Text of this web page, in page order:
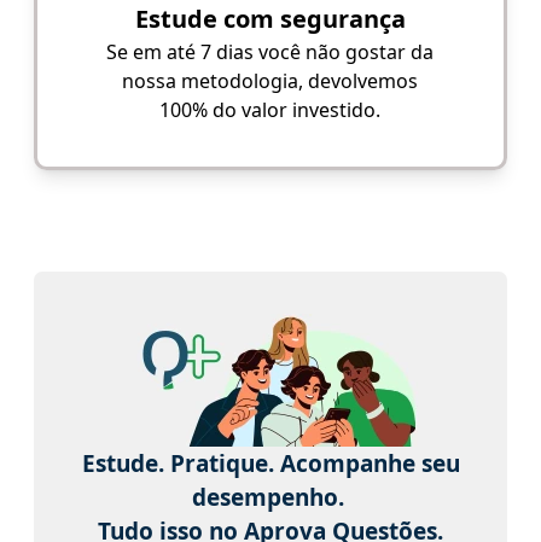
Estude com segurança
Se em até 7 dias você não gostar da
nossa metodologia, devolvemos
100% do valor investido.
Estude. Pratique. Acompanhe seu
desempenho.
Tudo isso no Aprova Questões.